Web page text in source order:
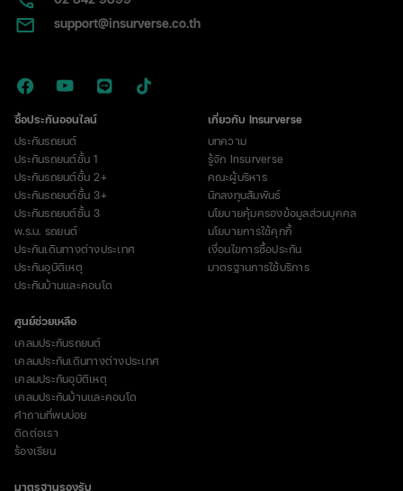
support@insurverse.co.th
ซื้อประกันออนไลน์
ประกันรถยนต์
ประกันรถยนต์ชั้น 1
ประกันรถยนต์ชั้น 2+
ประกันรถยนต์ชั้น 3+
ประกันรถยนต์ชั้น 3
พ.ร.บ. รถยนต์
ประกันเดินทางต่างประเทศ
ประกันอุบัติเหตุ
ประกันบ้านและคอนโด
เกี่ยวกับ Insurverse
บทความ
รู้จัก Insurverse
คณะผู้บริหาร
นักลงทุนสัมพันธ์
นโยบายคุ้มครองข้อมูลส่วนบุคคล
นโยบายการใช้คุกกี้
เงื่อนไขการซื้อประกัน
มาตรฐานการใช้บริการ
ศูนย์ช่วยเหลือ
เคลมประกันรถยนต์
เคลมประกันเดินทางต่างประเทศ
เคลมประกันอุบัติเหตุ
เคลมประกันบ้านและคอนโด
คำถามที่พบบ่อย
ติดต่อเรา
ร้องเรียน
มาตรฐานรองรับ